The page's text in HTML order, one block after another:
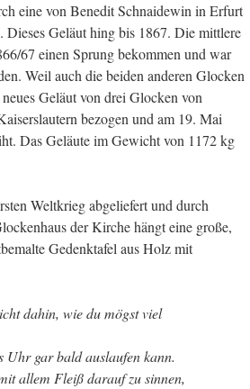
eine von Benedit Schnaidewin in Erfurt
Dieses Geläut hing bis 1867. Die mittlere
67 einen Sprung bekommen und war
Weil auch die beiden anderen Glocken
Geläut von drei Glocken von
bezogen und am 19. Mai
Das Geläute im Gewicht von 1172 kg
Weltkrieg abgeliefert und durch
der Kirche hängt eine große,
Gedenktafel aus Holz mit
dahin, wie du mögst viel
Uhr gar bald auslaufen kann.
allem Fleiß darauf zu sinnen,